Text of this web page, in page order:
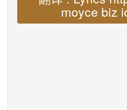
moyce biz